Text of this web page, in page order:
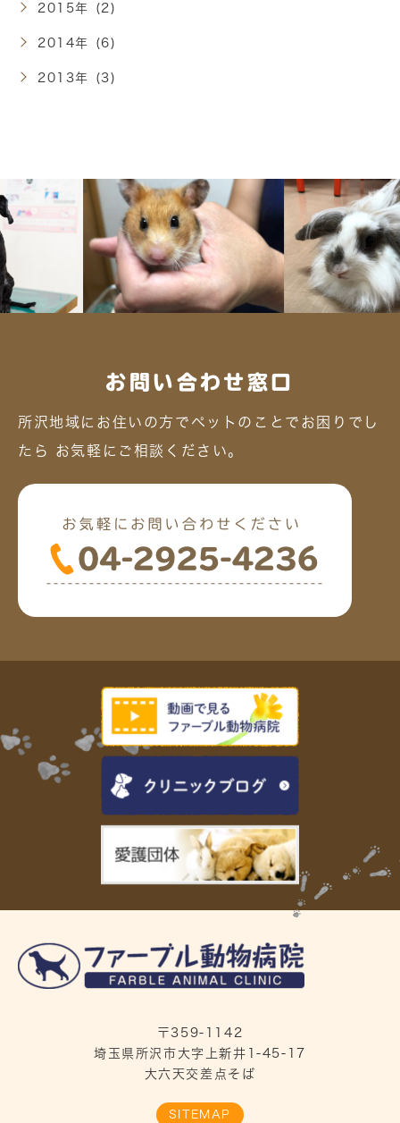
2015年 (2)
2014年 (6)
2013年 (3)
お問い合わせ窓口
所沢地域にお住いの方でペットのことでお困りでし
たら
お気軽にご相談ください。
〒359-1142
埼玉県所沢市大字上新井1-45-17
大六天交差点そば
SITEMAP